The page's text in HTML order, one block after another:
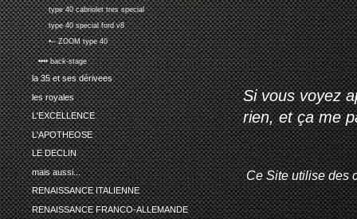
type 40 cabriolet tres special
type 40 special ford v8
•-- ZOOM type 40
•••• back-stage
la 35 et ses dérivees
les royales
L'EXCELLENCE
L'APOTHEOSE
LE DECLIN
mais aussi...
RENAISSANCE ITALIENNE
RENAISSANCE FRANCO-ALLEMANDE
Si vous voyez
rien, et ça me
Ce Site utilise des